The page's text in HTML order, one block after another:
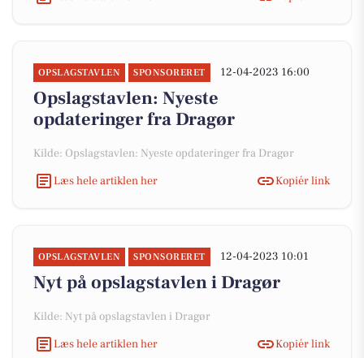
OPSLAGSTAVLEN SPONSORERET 12-04-2023 16:00
Opslagstavlen: Nyeste
opdateringer fra Dragør
Kilde: Opslagstavlen: Nyeste opdateringer fra Dragør
Læs hele artiklen her
Kopiér link
OPSLAGSTAVLEN SPONSORERET 12-04-2023 10:01
Nyt på opslagstavlen i Dragør
Kilde: Nyt på opslagstavlen i Dragør
Læs hele artiklen her
Kopiér link